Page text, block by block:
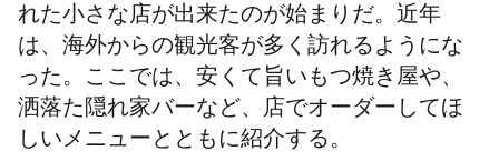
れた小さな店が出来たのが始まりだ。近年
は、海外からの観光客が多く訪れるようにな
った。ここでは、安くて旨いもつ焼き屋や、
洒落た隠れ家バーなど、店でオーダーしてほ
しいメニューとともに紹介する。